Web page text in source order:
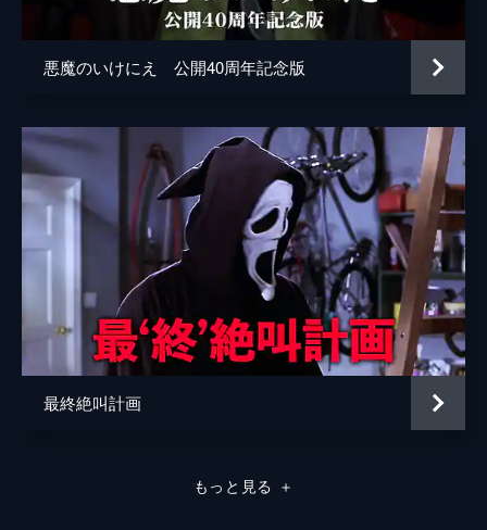
悪魔のいけにえ 公開40周年記念版
最終絶叫計画
もっと見る ＋